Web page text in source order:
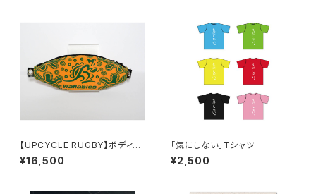
【UPCYCLE RUGBY】ボディバ
ッグ（Wallabies Type-A）
¥16,500
「気にしない」Tシャツ
¥2,500